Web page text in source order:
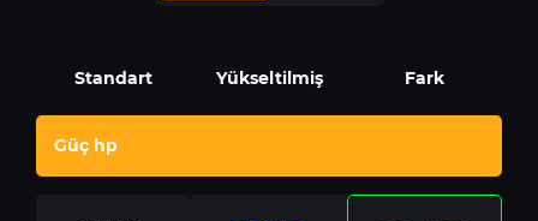
Standart Yükseltilmiş Fark
Güç hp